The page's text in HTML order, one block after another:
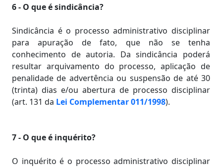
6 - O que é sindicância?
Sindicância é o processo administrativo disciplinar
para apuração de fato, que não se tenha
conhecimento de autoria. Da sindicância poderá
resultar arquivamento do processo, aplicação de
penalidade de advertência ou suspensão de até 30
(trinta) dias e/ou abertura de processo disciplinar
(art. 131 da Lei Complementar 011/1998).
7 - O que é inquérito?
O inquérito é o processo administrativo disciplinar